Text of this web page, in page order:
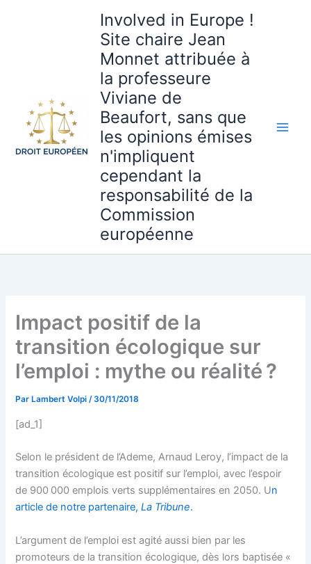
Involved in Europe !
Site chaire Jean
Monnet attribuée à
la professeure
Viviane de
Beaufort, sans que
les opinions émises
n'impliquent
cependant la
responsabilité de la
Commission
européenne
Impact positif de la
transition écologique sur
l’emploi : mythe ou réalité ?
Par Lambert Volpi/30/11/2018
[ad_1]
Selon le président de l’Ademe, Arnaud Leroy, l’impact de la
transition écologique est positif sur l’emploi, avec l’espoir
de 900 000 emplois verts supplémentaires en 2050. Un
article de notre partenaire,La Tribune.
L’argument de l’emploi est agité aussi bien par les
promoteurs de la transition écologique, dès lors baptisée «